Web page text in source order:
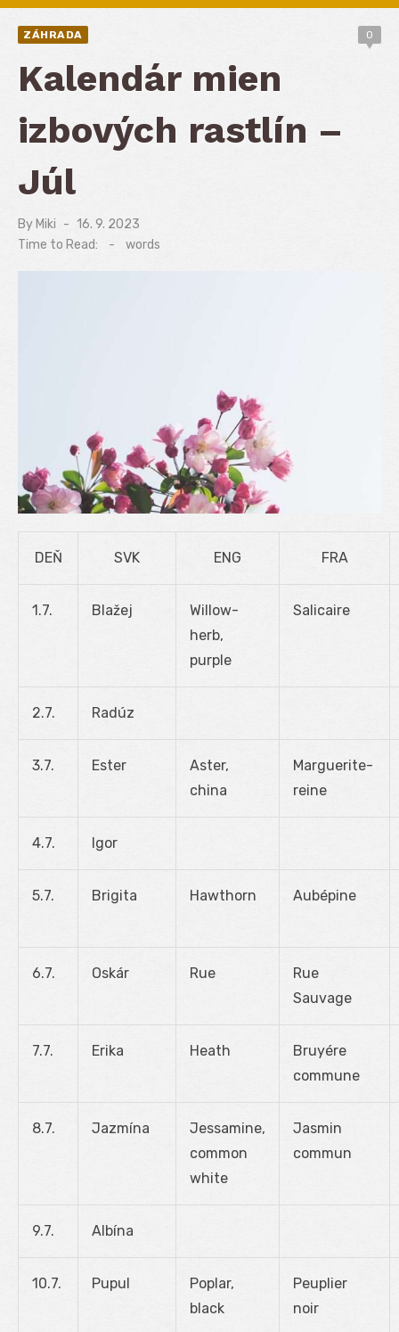
ZÁHRADA 0
Kalendár mien
izbových rastlín –
Júl
By Miki
Posted
on
16. 9. 2023
Time to Read:
- words
DEŇ SVK ENG FRA
1.7. Blažej
Willow-
herb,
purple
Salicaire
2.7. Radúz
3.7. Ester
Aster,
china
Marguerite-
reine
4.7. Igor
5.7. Brigita Hawthorn Aubépine
6.7. Oskár Rue
Rue
Sauvage
7.7. Erika Heath
Bruyére
commune
8.7. Jazmína
Jessamine,
common
white
Jasmin
commun
9.7. Albína
10.7. Pupul
Poplar,
black
Peuplier
noir